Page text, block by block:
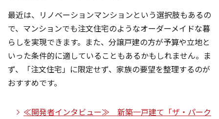
最近は、リノベーションマンションという選択肢もあるの
で、マンションでも注文住宅のようなオーダーメイドな暮
らしを実現できます。また、分譲戸建の方が予算や立地と
いった条件的に適していることもあるかもしれません。ま
ず、「注文住宅」に限定せず、家族の要望を整理するのが
おすすめです。
≪開発者インタビュー≫ 新築⼀⼾建て「ザ・パーク